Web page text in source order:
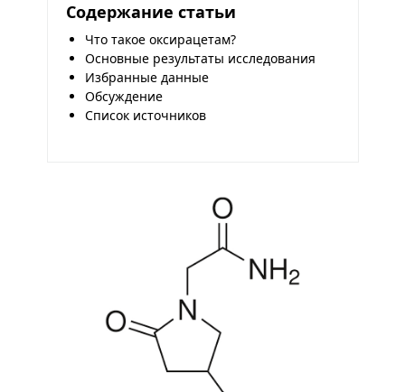
Содержание статьи
Что такое оксирацетам?
Основные результаты исследования
Избранные данные
Обсуждение
Список источников